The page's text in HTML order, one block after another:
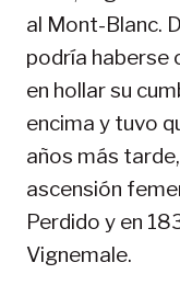
al Mont-Blanc.
podría haberse
en hollar su
encima y tuvo
años más
ascensión
Perdido y en
Vignemale.